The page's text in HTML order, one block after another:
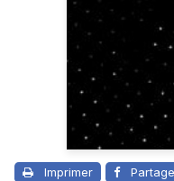
Imprimer